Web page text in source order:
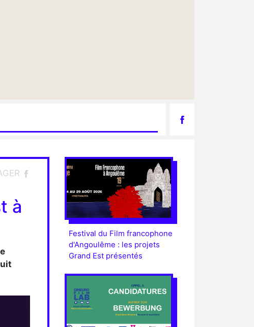
à
Festival du Film francophone
d'Angoulême : les projets
Grand Est présentés